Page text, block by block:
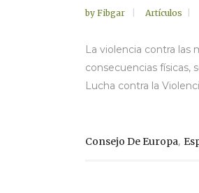
by Fibgar Artículos
La violencia contra las
consecuencias físicas,
Lucha contra la
Consejo De Europa,